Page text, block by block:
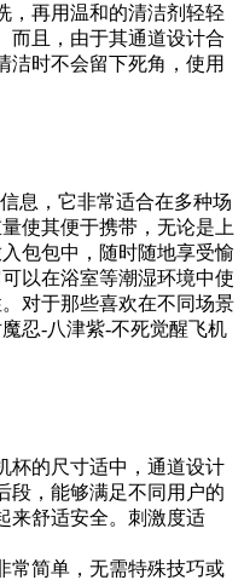
，再用温和的清洁剂轻轻
而且，由于其通道设计合
洁时不会留下死角，使用
息，它非常适合在多种场
使其便于携带，无论是上
包包中，随时随地享受愉
以在浴室等潮湿环境中使
对于那些喜欢在不同场景
忍-八津紫-不死觉醒飞机
杯的尺寸适中，通道设计
段，能够满足不同用户的
来舒适安全。刺激度适
常简单，无需特殊技巧或